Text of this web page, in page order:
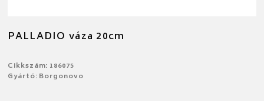
PALLADIO váza 20cm
Cikkszám: 186075
Gyártó: Borgonovo